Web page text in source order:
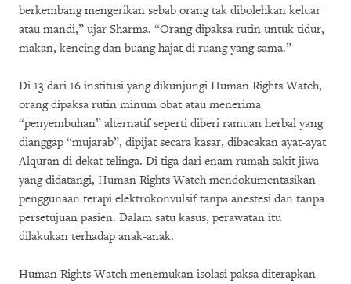
berkembang mengerikan sebab orang tak dibolehkan keluar
atau mandi,” ujar Sharma. “Orang dipaksa rutin untuk tidur,
makan, kencing dan buang hajat di ruang yang sama.”
Di 13 dari 16 institusi yang dikunjungi Human Rights Watch,
orang dipaksa rutin minum obat atau menerima
“penyembuhan” alternatif seperti diberi ramuan herbal yang
dianggap “mujarab”, dipijat secara kasar, dibacakan ayat-ayat
Alquran di dekat telinga. Di tiga dari enam rumah sakit jiwa
yang didatangi, Human Rights Watch mendokumentasikan
penggunaan terapi elektrokonvulsif tanpa anestesi dan tanpa
persetujuan pasien. Dalam satu kasus, perawatan itu
dilakukan terhadap anak-anak.
Human Rights Watch menemukan isolasi paksa diterapkan